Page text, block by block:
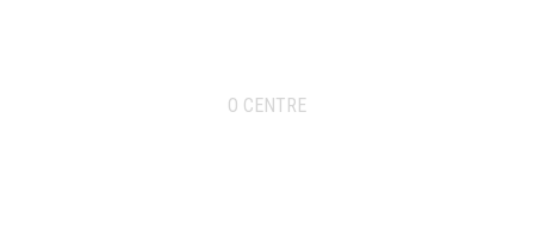
O CENTRE